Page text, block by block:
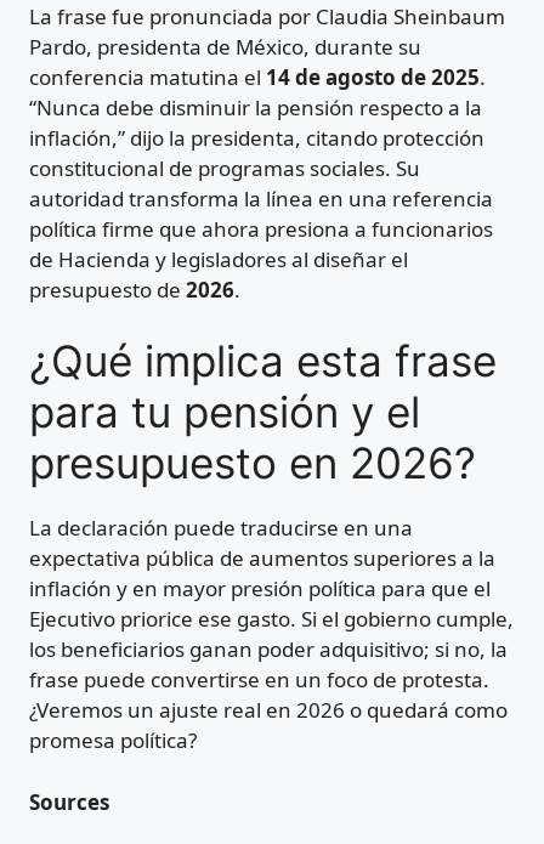
La frase fue pronunciada por Claudia Sheinbaum
Pardo, presidenta de México, durante su
conferencia matutina el 14 de agosto de 2025.
“Nunca debe disminuir la pensión respecto a la
inflación,” dijo la presidenta, citando protección
constitucional de programas sociales. Su
autoridad transforma la línea en una referencia
política firme que ahora presiona a funcionarios
de Hacienda y legisladores al diseñar el
presupuesto de 2026.
¿Qué implica esta frase
para tu pensión y el
presupuesto en 2026?
La declaración puede traducirse en una
expectativa pública de aumentos superiores a la
inflación y en mayor presión política para que el
Ejecutivo priorice ese gasto. Si el gobierno cumple,
los beneficiarios ganan poder adquisitivo; si no, la
frase puede convertirse en un foco de protesta.
¿Veremos un ajuste real en 2026 o quedará como
promesa política?
Sources